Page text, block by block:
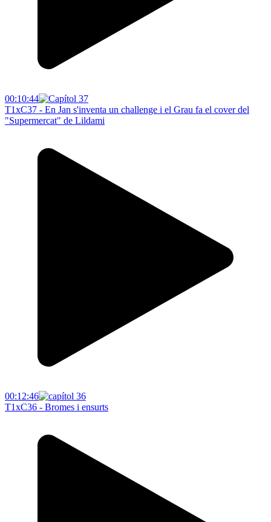
00:10:44
T1xC37 - En Jan s'inventa un challenge i el Grau fa el cover del
"Supermercat" de Lildami
00:12:46
T1xC36 - Bromes i ensurts